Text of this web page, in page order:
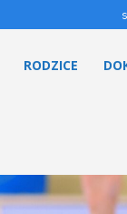
RODZICE